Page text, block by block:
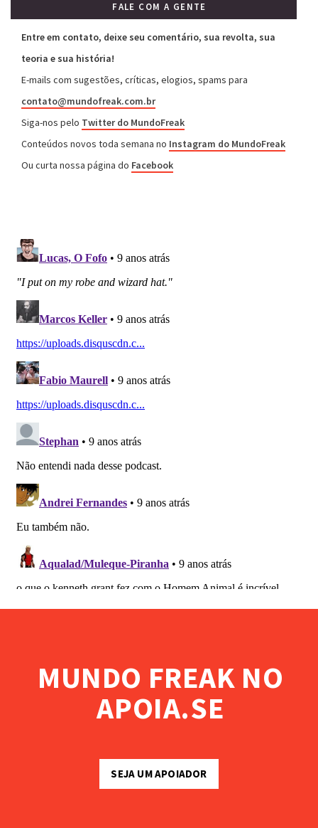
FALE COM A GENTE
Entre em contato, deixe seu comentário, sua revolta, sua
teoria e sua história!
E-mails com sugestões, críticas, elogios, spams para
contato@mundofreak.com.br
Siga-nos pelo Twitter do MundoFreak
Conteúdos novos toda semana no Instagram do MundoFreak
Ou curta nossa página do Facebook
MUNDO FREAK NO
APOIA.SE
SEJA UM APOIADOR